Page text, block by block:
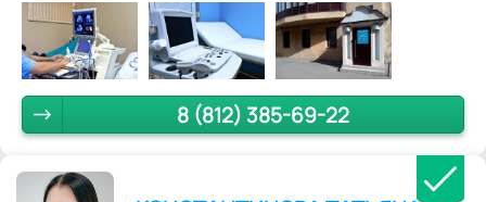
8 (812) 385-69-22